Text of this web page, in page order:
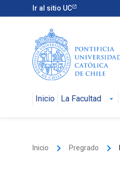
Ir al sitio UC
Inicio La Facultad arrow_drop_down
Inicio keyboard_arrow_right Pregrado keyboard_arrow_right